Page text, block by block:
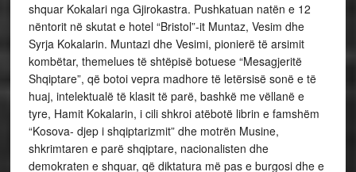
shquar Kokalari nga Gjirokastra. Pushkatuan natën e 12
nëntorit në skutat e hotel “Bristol”-it Muntaz, Vesim dhe
Syrja Kokalarin. Muntazi dhe Vesimi, pionierë të arsimit
kombëtar, themelues të shtëpisë botuese “Mesagjeritë
Shqiptare”, që botoi vepra madhore të letërsisë sonë e të
huaj, intelektualë të klasit të parë, bashkë me vëllanë e
tyre, Hamit Kokalarin, i cili shkroi atëbotë librin e famshëm
“Kosova- djep i shqiptarizmit” dhe motrën Musine,
shkrimtaren e parë shqiptare, nacionalisten dhe
demokraten e shquar, që diktatura më pas e burgosi dhe e